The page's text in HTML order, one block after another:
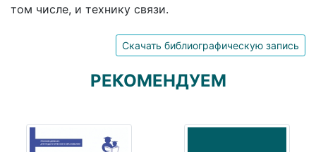
том числе, и технику связи.
Скачать библиографическую запись
РЕКОМЕНДУЕМ